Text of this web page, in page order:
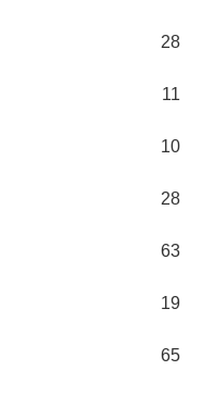
28
11
10
28
63
19
65